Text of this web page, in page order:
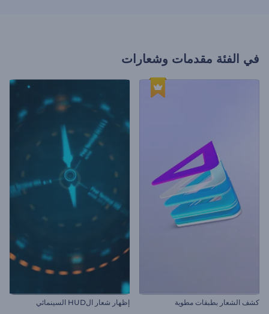
في الفئة مقدمات وشعارات
كشف الشعار بطبقات مطوية إظهار شعار الHUD السينمائي